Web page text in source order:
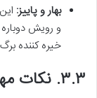
بهار و پاییز:
و رویش
خیره کننده
۳.۳. نکات مهم برای تازه واردان